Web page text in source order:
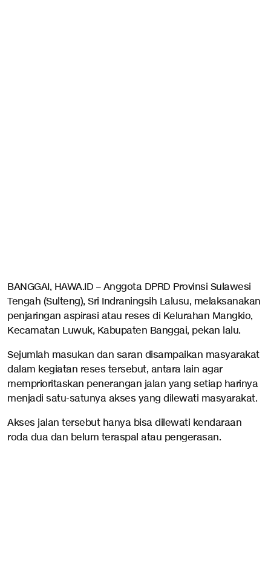
BANGGAI, HAWA.ID – Anggota DPRD Provinsi Sulawesi
Tengah (Sulteng), Sri Indraningsih Lalusu, melaksanakan
penjaringan aspirasi atau reses di Kelurahan Mangkio,
Kecamatan Luwuk, Kabupaten Banggai, pekan lalu.
Sejumlah masukan dan saran disampaikan masyarakat
dalam kegiatan reses tersebut, antara lain agar
memprioritaskan penerangan jalan yang setiap harinya
menjadi satu-satunya akses yang dilewati masyarakat.
Akses jalan tersebut hanya bisa dilewati kendaraan
roda dua dan belum teraspal atau pengerasan.